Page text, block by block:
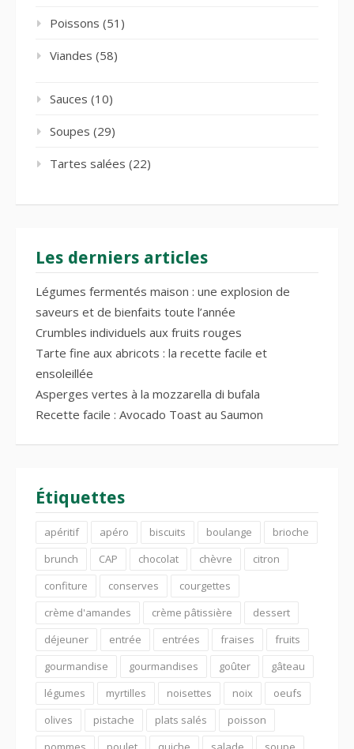
Poissons (51)
Viandes (58)
Sauces (10)
Soupes (29)
Tartes salées (22)
Les derniers articles
Légumes fermentés maison : une explosion de
saveurs et de bienfaits toute l’année
Crumbles individuels aux fruits rouges
Tarte fine aux abricots : la recette facile et
ensoleillée
Asperges vertes à la mozzarella di bufala
Recette facile : Avocado Toast au Saumon
Étiquettes
apéritif apéro biscuits boulange
brioche
brunch
CAP chocolat chèvre
citron
confiture
conserves
courgettes
crème d'amandes
crème pâtissière
dessert
déjeuner
entrée entrées fraises
fruits
gourmandise
gourmandises goûter
gâteau
légumes
myrtilles noisettes noix
oeufs
olives
pistache plats salés
poisson